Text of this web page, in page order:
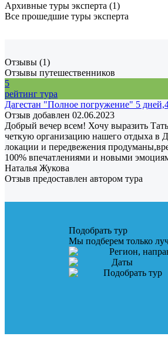
Архивные туры эксперта (1)
Все прошедшие туры эксперта
Отзывы (1)
Отзывы путешественников
5
рейтинг тура
Дагестан "Полное погружение" 5
Отзыв добавлен 02.06.2023
Добрый вечер всем! Хочу выразить
четкую организацию нашего отдыха в
локации и передвежения
100% впечатлениями и новыми
Наталья Жукова
Отзыв предоставлен автором тура
Подобрать тур
Мы подберем только
Регион,
Даты
Подобрать тур